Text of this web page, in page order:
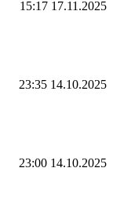
15:17 17.11.2025
23:35 14.10.2025
23:00 14.10.2025